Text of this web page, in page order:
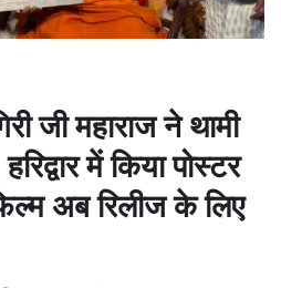
जी महाराज ने थामी
में किया पोस्टर
अब रिलीज के लिए